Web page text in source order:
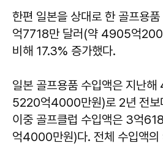
한편 일본을 상대로 한 골프용
억7718만 달러(약 4905억
비해 17.3% 증가했다.
일본 골프용품 수입액은 지난
5220억4000만원)로 2년 전보
이중 골프클럽 수입액은 3억
억4000만원)다. 전체 수입액의